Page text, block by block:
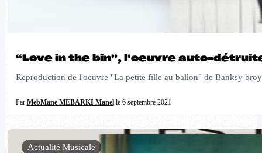
“Love in the bin”, l’oeuvre auto-
Reproduction de l'oeuvre "La petite fille au ballon" de Banksy
Par MebMane MEBARKI Manelle 6 septembre 2021
Actualité Musicale